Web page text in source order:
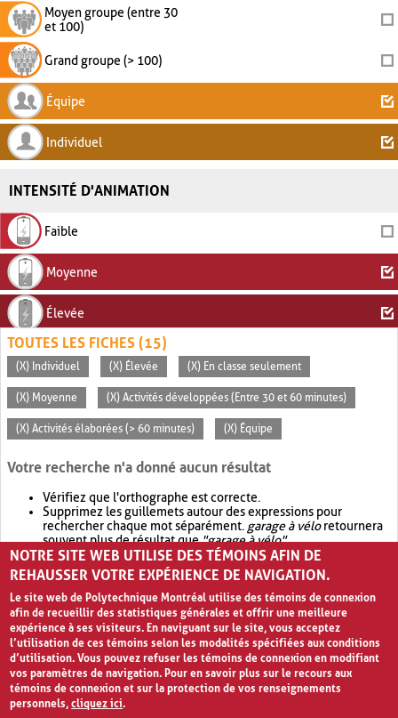
Moyen groupe (entre 30
et 100)
Grand groupe (> 100)
Équipe
Individuel
INTENSITÉ D'ANIMATION
Faible
Moyenne
Élevée
TOUTES LES FICHES (15)
(X) Individuel (X) Élevée (X) En classe seulement
(X) Moyenne (X) Activités développées (Entre 30 et 60 minutes)
(X) Activités élaborées (> 60 minutes) (X) Équipe
Votre recherche n'a donné aucun résultat
Vérifiez que l'orthographe est correcte.
Supprimez les guillemets autour des expressions pour
rechercher chaque mot séparément. garage à véloretournera
souvent plus de résultat que"garage à vélo".
Envisagez d'élargir votre recherche avec OR.garage OR vélo
retournera souvent plus de résultat quegarage à vélo
NOTRE SITE WEB UTILISE DES TÉMOINS AFIN DE
REHAUSSER VOTRE EXPÉRIENCE DE NAVIGATION.
Le site web de Polytechnique Montréal utilise des témoins de connexion
afin de recueillir des statistiques générales et offrir une meilleure
expérience à ses visiteurs. En naviguant sur le site, vous acceptez
l’utilisation de ces témoins selon les modalités spécifiées aux conditions
d’utilisation. Vous pouvez refuser les témoins de connexion en modifiant
vos paramètres de navigation. Pour en savoir plus sur le recours aux
témoins de connexion et sur la protection de vos renseignements
personnels,cliquez ici.